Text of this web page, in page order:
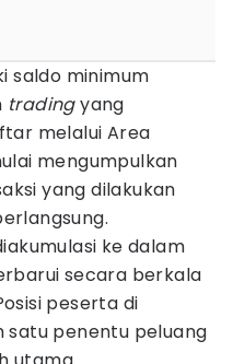
saldo minimum
tradingyang
melalui Area
mengumpulkan
yang dilakukan
ke dalam
secara berkala
peserta di
satu penentu peluang